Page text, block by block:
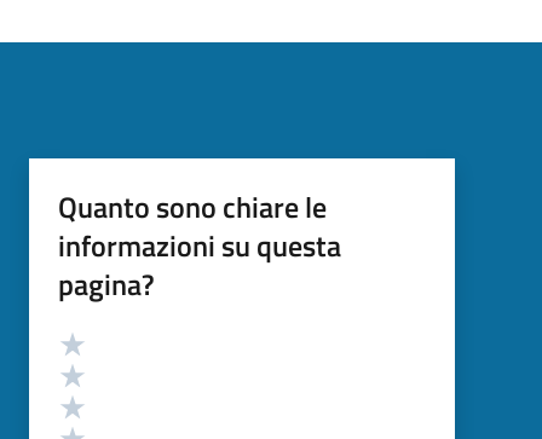
Quanto sono chiare le
informazioni su questa
pagina?
Valutazione